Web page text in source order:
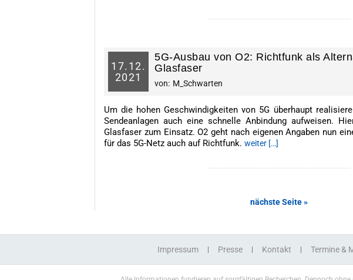
17. 12.
2021
5G-Ausbau von O2: Richtfunk als
Glasfaser
von: M_Schwarten
Um die hohen Geschwindigkeiten von 5G überhaupt
Sendeanlagen auch eine schnelle Anbindung aufweisen.
Glasfaser zum Einsatz. O2 geht nach eigenen Angaben nun
für das 5G-Netz auch auf Richtfunk. weiter […]
nächste Seite »
Impressum Presse Kontakt Termine &